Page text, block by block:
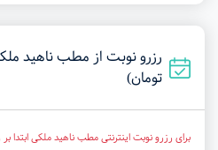
تومان)
برای رزرو نوبت اینترنتی مطب ناهید ملکی